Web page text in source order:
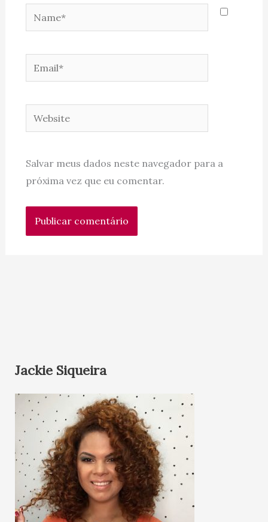
Name*
Email*
Website
Salvar meus dados neste navegador para a
próxima vez que eu comentar.
Jackie Siqueira